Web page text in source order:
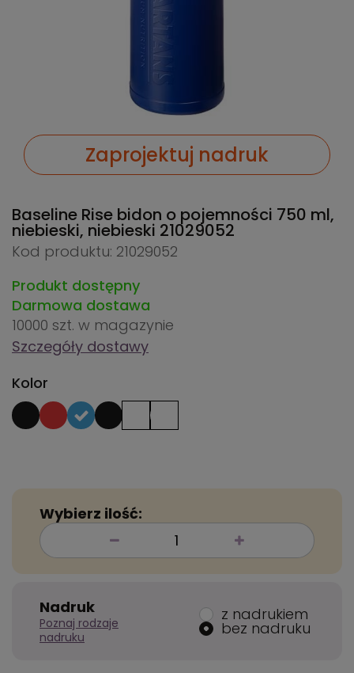
Zaprojektuj nadruk
Baseline Rise bidon o pojemności 750 ml,
niebieski, niebieski 21029052
Kod produktu: 21029052
Produkt dostępny
Darmowa dostawa
10000 szt. w magazynie
Szczegóły dostawy
Kolor
Wybierz ilość:
Nadruk
Poznaj rodzaje
nadruku
z nadrukiem
bez nadruku